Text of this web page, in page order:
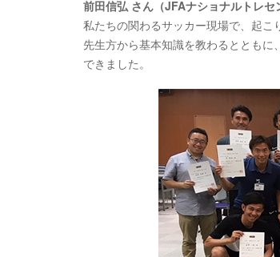
前田信弘 さん（JFAナショナルトレセ
私たちの関わるサッカー現場で、起
先生方から基本知識を教わるととも
できました。